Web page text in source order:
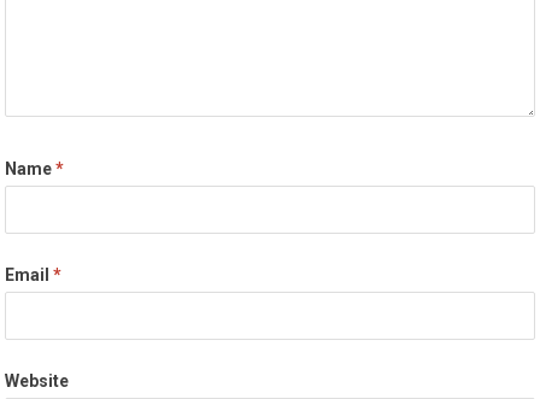
Name*
Email*
Website